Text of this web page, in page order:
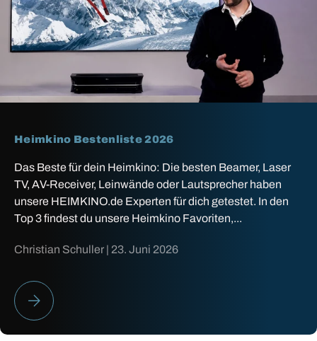
Heimkino Bestenliste 2026
Das Beste für dein Heimkino: Die besten Beamer, Laser
TV, AV-Receiver, Leinwände oder Lautsprecher haben
unsere HEIMKINO.de Experten für dich getestet. In den
Top 3 findest du unsere Heimkino Favoriten,...
Christian Schuller | 23. Juni 2026
HEIMKINO BESTENLISTE 2026